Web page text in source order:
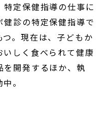
定保健指導の仕事に
診の特定保健指導で
。現在は、子どもか
しく食べられて健康
を開発するほか、執
。